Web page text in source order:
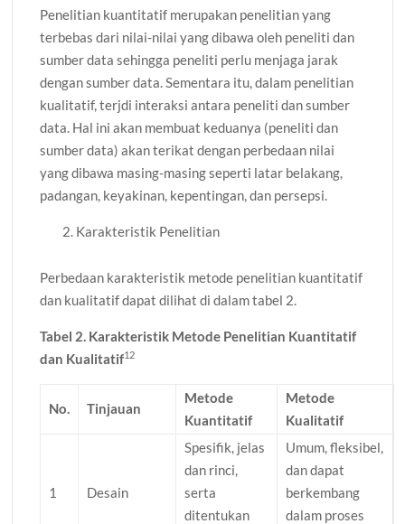
Penelitian kuantitatif merupakan penelitian yang
terbebas dari nilai-nilai yang dibawa oleh peneliti dan
sumber data sehingga peneliti perlu menjaga jarak
dengan sumber data. Sementara itu, dalam penelitian
kualitatif, terjdi interaksi antara peneliti dan sumber
data. Hal ini akan membuat keduanya (peneliti dan
sumber data) akan terikat dengan perbedaan nilai
yang dibawa masing-masing seperti latar belakang,
padangan, keyakinan, kepentingan, dan persepsi.
Karakteristik Penelitian
Perbedaan karakteristik metode penelitian kuantitatif
dan kualitatif dapat dilihat di dalam tabel 2.
Tabel 2. Karakteristik Metode Penelitian Kuantitatif
dan Kualitatif12
No. Tinjauan
Metode
Kuantitatif
Metode
Kualitatif
1 Desain
Spesifik, jelas
dan rinci,
serta
ditentukan
Umum, fleksibel,
dan dapat
berkembang
dalam proses